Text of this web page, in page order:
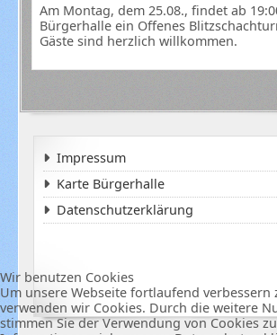
Am Montag, dem 25.08., findet ab
Bürgerhalle ein Offenes
Gäste sind herzlich willkommen.
Impressum
Karte Bürgerhalle
Datenschutzerklärung
Wir benutzen Cookies
Um unsere Webseite fortlaufend verbessern
verwenden wir Cookies. Durch die weitere
stimmen Sie der Verwendung von Cookies